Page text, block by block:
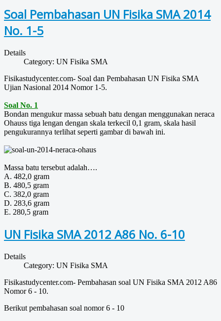
Soal Pembahasan UN Fisika SMA 2014
No. 1-5
Details
Category: UN Fisika SMA
Fisikastudycenter.com- Soal dan Pembahasan UN Fisika SMA
Ujian Nasional 2014 Nomor 1-5.
Soal No. 1
Bondan mengukur massa sebuah batu dengan menggunakan neraca
Ohauss tiga lengan dengan skala terkecil 0,1 gram, skala hasil
pengukurannya terlihat seperti gambar di bawah ini.
Massa batu tersebut adalah….
A. 482,0 gram
B. 480,5 gram
C. 382,0 gram
D. 283,6 gram
E. 280,5 gram
UN Fisika SMA 2012 A86 No. 6-10
Details
Category: UN Fisika SMA
Fisikastudycenter.com- Pembahasan soal UN Fisika SMA 2012 A86
Nomor 6 - 10.
Berikut pembahasan soal nomor 6 - 10